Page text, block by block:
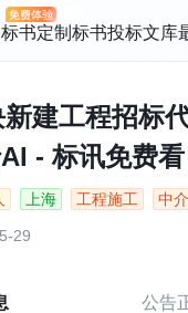
书定制标书投标文库
建工程招标
- 标讯免费看
上海 工程施工 中
29
公告